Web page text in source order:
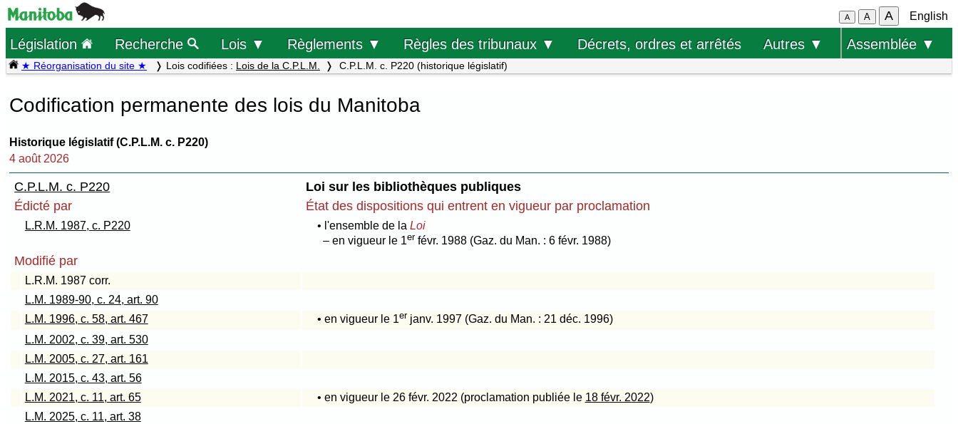
A A A English
Législation Recherche Lois ▼ Règlements ▼ Règles des tribunaux ▼ Décrets, ordres et arrêtés Autres ▼ Assemblée ▼
★ Réorganisation du site ★ Lois codifiées : Lois de la C.P.L.M. C.P.L.M. c. P220 (historique législatif)
Codification permanente des lois du Manitoba
Historique législatif (C.P.L.M. c. P220)
4 août 2026
C.P.L.M. c. P220
Loi sur les bibliothèques publiques
Édicté par
État des dispositions qui entrent en vigueur par proclamation
L.R.M. 1987, c. P220 • l'ensemble de la Loi
– en vigueur le 1er févr. 1988 (Gaz. du Man. : 6 févr. 1988)
Modifié par
L.R.M. 1987 corr.
L.M. 1989-90, c. 24, art. 90
L.M. 1996, c. 58, art. 467
• en vigueur le 1er janv. 1997 (Gaz. du Man. : 21 déc. 1996)
L.M. 2002, c. 39, art. 530
L.M. 2005, c. 27, art. 161
L.M. 2015, c. 43, art. 56
L.M. 2021, c. 11, art. 65
• en vigueur le 26 févr. 2022 (proclamation publiée le 18 févr. 2022)
L.M. 2025, c. 11, art. 38